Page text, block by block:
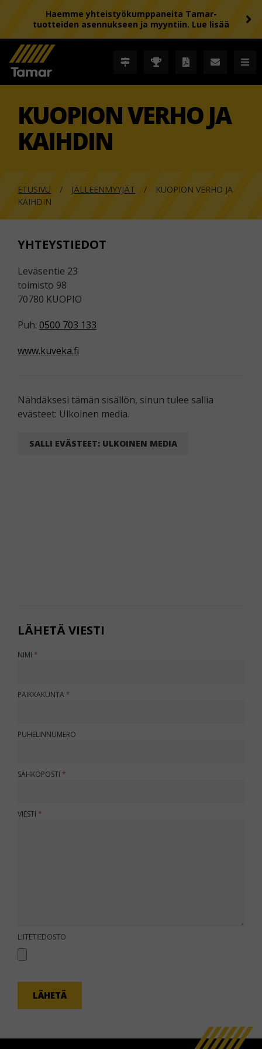
Haemme yhteistyökumppaneita Tamar-
tuotteiden asennukseen ja myyntiin. Lue lisää
KUOPION VERHO JA
KAIHDIN
ETUSIVU JÄLLEENMYYJÄT
KUOPION VERHO JA
KAIHDIN
YHTEYSTIEDOT
Leväsentie 23
toimisto 98
70780 KUOPIO
Puh. 0500 703 133
www.kuveka.fi
Nähdäksesi tämän sisällön, sinun tulee sallia
evästeet: Ulkoinen media.
SALLI EVÄSTEET: ULKOINEN MEDIA
LÄHETÄ VIESTI
NIMI
PAIKKAKUNTA
PUHELINNUMERO
SÄHKÖPOSTI
VIESTI
LIITETIEDOSTO
LÄHETÄ